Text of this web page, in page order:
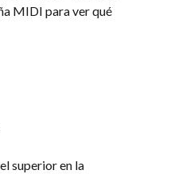
MIDI para ver qué
superior en la